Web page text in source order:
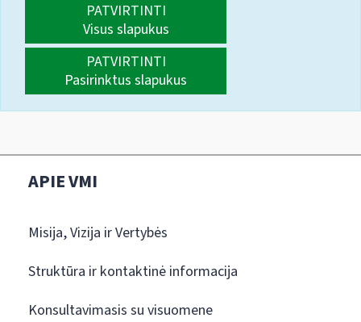
PATVIRTINTI
Visus slapukus
PATVIRTINTI
Pasirinktus slapukus
APIE VMI
Misija, Vizija ir Vertybės
Struktūra ir kontaktinė informacija
Konsultavimasis su visuomene